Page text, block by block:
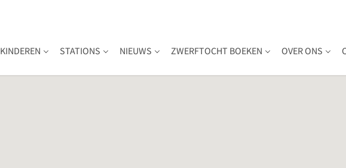
KINDEREN STATIONS NIEUWS ZWERFTOCHT BOEKEN OVER ONS